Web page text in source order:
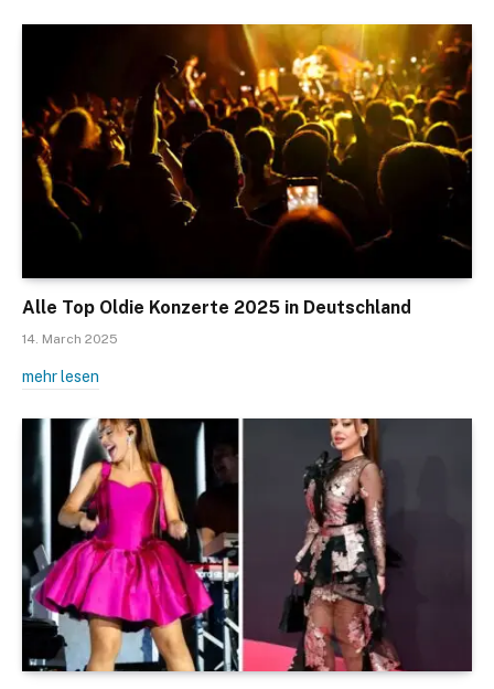
Alle Top Oldie Konzerte 2025 in Deutschland
14. March 2025
mehr lesen